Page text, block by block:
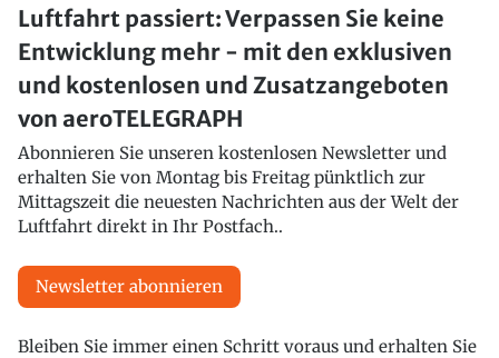
Luftfahrt passiert: Verpassen Sie keine
Entwicklung mehr - mit den exklusiven
und kostenlosen und Zusatzangeboten
von aeroTELEGRAPH
Abonnieren Sie unseren kostenlosen Newsletter und
erhalten Sie von Montag bis Freitag pünktlich zur
Mittagszeit die neuesten Nachrichten aus der Welt der
Luftfahrt direkt in Ihr Postfach..
Newsletter abonnieren
Bleiben Sie immer einen Schritt voraus und erhalten Sie